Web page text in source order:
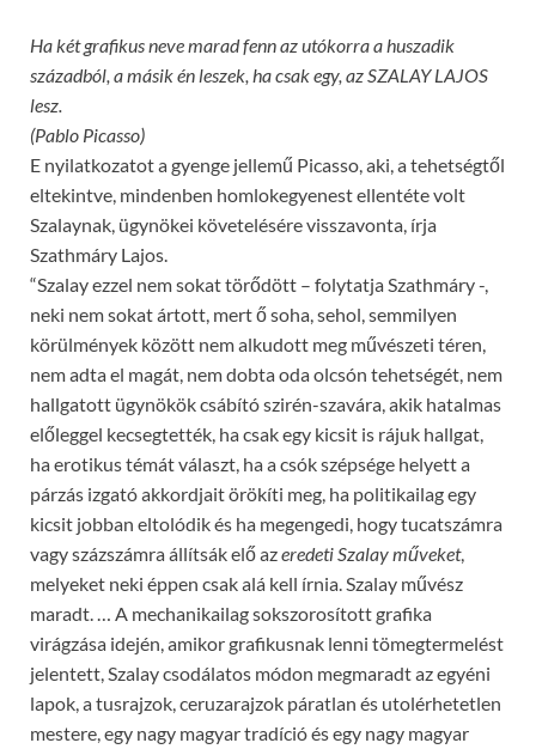
Ha két grafikus neve marad fenn az utókorra a huszadik
századból, a másik én leszek, ha csak egy, az SZALAY LAJOS
lesz.
(Pablo Picasso)
E nyilatkozatot a gyenge jellemű Picasso, aki, a tehetségtől
eltekintve, mindenben homlokegyenest ellentéte volt
Szalaynak, ügynökei követelésére visszavonta, írja
Szathmáry Lajos.
“Szalay ezzel nem sokat törődött – folytatja Szathmáry -,
neki nem sokat ártott, mert ő soha, sehol, semmilyen
körülmények között nem alkudott meg művészeti téren,
nem adta el magát, nem dobta oda olcsón tehetségét, nem
hallgatott ügynökök csábító szirén-szavára, akik hatalmas
előleggel kecsegtették, ha csak egy kicsit is rájuk hallgat,
ha erotikus témát választ, ha a csók szépsége helyett a
párzás izgató akkordjait örökíti meg, ha politikailag egy
kicsit jobban eltolódik és ha megengedi, hogy tucatszámra
vagy százszámra állítsák elő azeredeti Szalay műveket,
melyeket neki éppen csak alá kell írnia. Szalay művész
maradt. … A mechanikailag sokszorosított grafika
virágzása idején, amikor grafikusnak lenni tömegtermelést
jelentett, Szalay csodálatos módon megmaradt az egyéni
lapok, a tusrajzok, ceruzarajzok páratlan és utolérhetetlen
mestere, egy nagy magyar tradíció és egy nagy magyar